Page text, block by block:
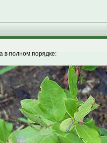
в полном порядке: